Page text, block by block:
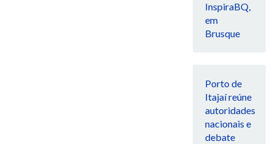
InspiraBQ,
em
Brusque
Porto de
Itajaí reúne
autoridades
nacionais e
debate